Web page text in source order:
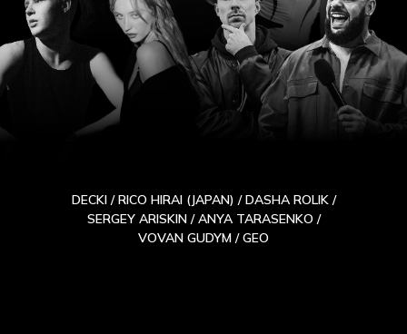
DECKI / RICO HIRAI (JAPAN) / DASHA ROLIK /
SERGEY ARISKIN / ANYA TARASENKO /
VOVAN GUDYM / GEO